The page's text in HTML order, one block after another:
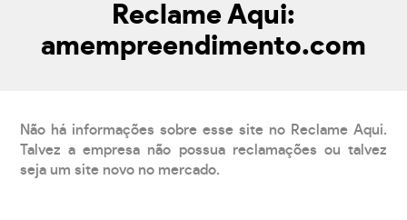
Reclame Aqui:
amempreendimento.com
Não há informações sobre esse site no Reclame Aqui.
Talvez a empresa não possua reclamações ou talvez
seja um site novo no mercado.